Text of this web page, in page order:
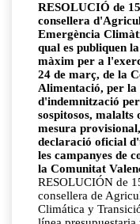
RESOLUCIÓ de
consellera
Emergència
qual es publiquen
màxim per a
24 de març, de la
Alimentació, per la
d'indemnització
sospitosos, malalts
mesura
declaració oficial
les campanyes de
la Comunitat
RESOLUCIÓN de
consellera de
Climática y